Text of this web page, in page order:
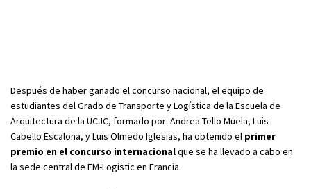
Después de haber ganado el concurso nacional, el equipo de
estudiantes del Grado de Transporte y Logística de la Escuela de
Arquitectura de la UCJC, formado por: Andrea Tello Muela, Luis
Cabello Escalona, y Luis Olmedo Iglesias, ha obtenido el primer
premio en el concurso internacionalque se ha llevado a cabo en
la sede central de FM-Logistic en Francia.